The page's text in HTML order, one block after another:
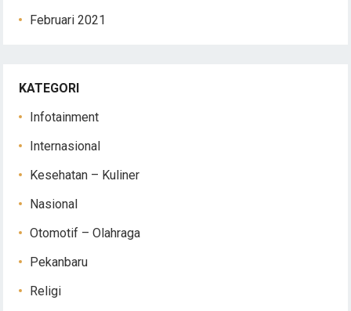
Februari 2021
KATEGORI
Infotainment
Internasional
Kesehatan – Kuliner
Nasional
Otomotif – Olahraga
Pekanbaru
Religi